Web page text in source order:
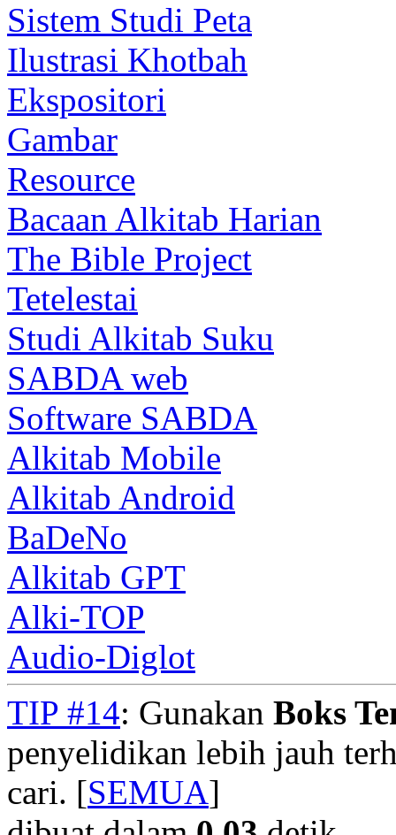
Sistem Studi Peta
Ilustrasi Khotbah
Ekspositori
Gambar
Resource
Bacaan Alkitab Harian
The Bible Project
Tetelestai
Studi Alkitab Suku
SABDA web
Software SABDA
Alkitab Mobile
Alkitab Android
BaDeNo
Alkitab GPT
Alki-TOP
Audio-Diglot
TIP #14: Gunakan Boks
penyelidikan lebih jauh
cari. [SEMUA]